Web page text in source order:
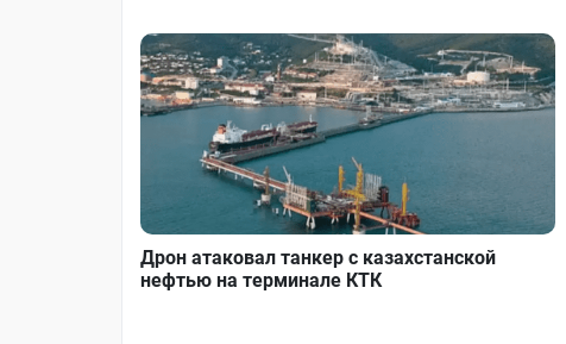
Дрон атаковал танкер с казахстанской
нефтью на терминале КТК